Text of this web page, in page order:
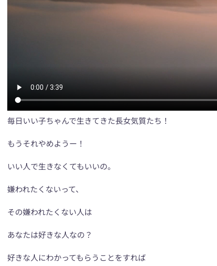
毎日いい子ちゃんで生きてきた長女気質たち！
もうそれやめようー！
いい人で生きなくてもいいの。
嫌われたくないって、
その嫌われたくない人は
あなたは好きな人なの？
好きな人にわかってもらうことをすれば